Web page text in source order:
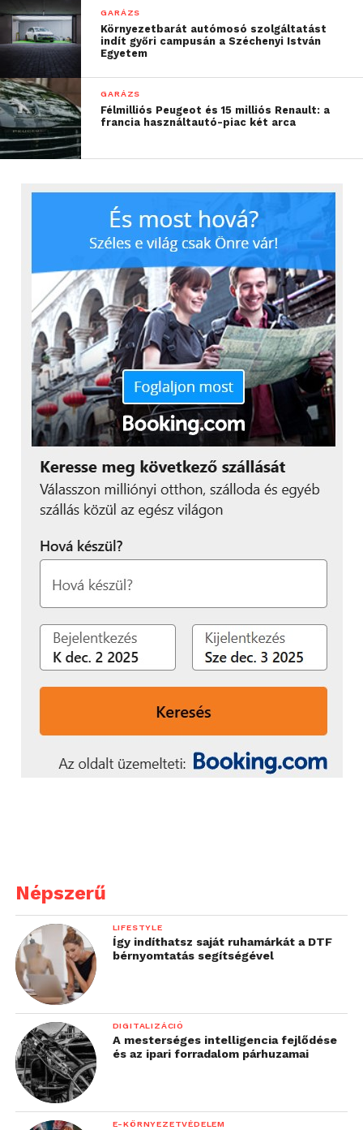
GARÁZS
Környezetbarát autómosó szolgáltatást
indít győri campusán a Széchenyi István
Egyetem
GARÁZS
Félmilliós Peugeot és 15 milliós Renault: a
francia használtautó-piac két arca
Népszerű
LIFESTYLE
Így indíthatsz saját ruhamárkát a DTF
bérnyomtatás segítségével
DIGITALIZÁCIÓ
A mesterséges intelligencia fejlődése
és az ipari forradalom párhuzamai
E-KÖRNYEZETVÉDELEM